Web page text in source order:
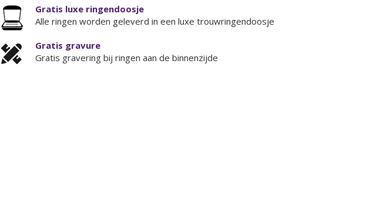
Gratis luxe ringendoosje
Alle ringen worden geleverd in een luxe trouwringendoosje
Gratis gravure
Gratis gravering bij ringen aan de binnenzijde